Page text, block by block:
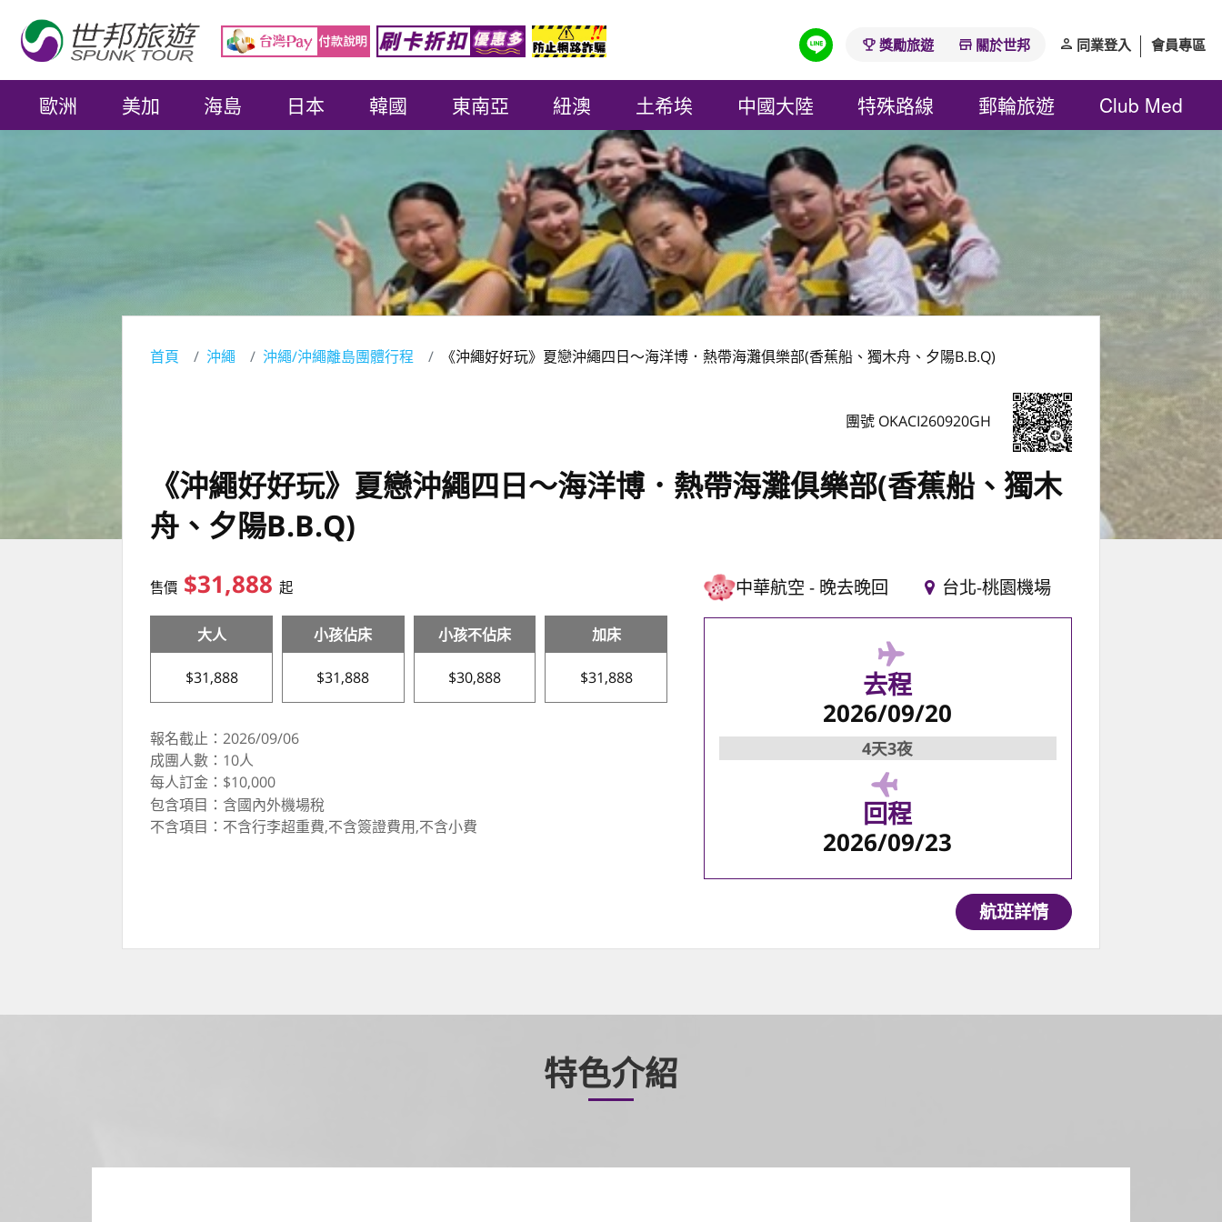
獎勵旅遊 關於世邦 同業登入 會員專區
歐洲 美加 海島 日本 韓國 東南亞 紐澳 土希埃 中國大陸 特殊路線 郵輪旅遊 Club Med
首頁 沖繩 沖繩/沖繩離島團體行程 《沖繩好好玩》夏戀沖繩四日～海洋博．熱帶海灘俱樂部(香蕉船、獨木舟、夕陽B.B.Q)
團號 OKACI260920GH
《沖繩好好玩》夏戀沖繩四日～海洋博．熱帶海灘俱樂部(香蕉船、獨木
舟、夕陽B.B.Q)
售價 $31,888起
大人
$31,888
小孩佔床
$31,888
小孩不佔床
$30,888
加床
$31,888
報名截止：2026/09/06
成團人數：10人
每人訂金：$10,000
包含項目：含國內外機場稅
不含項目：不含行李超重費,不含簽證費用,不含小費
中華航空 晚去晚回 台北-桃園機場
去程
2026/09/20
4天3夜
回程
2026/09/23
航班詳情
特色介紹